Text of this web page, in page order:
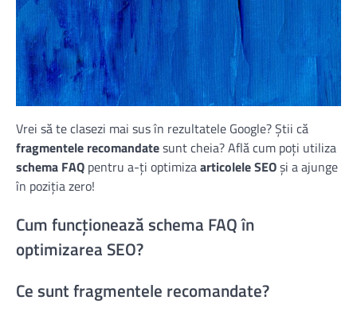
Vrei să te clasezi mai sus în rezultatele Google? Știi că
fragmentele recomandatesunt cheia? Află cum poți utiliza
schema FAQ pentru a-ți optimizaarticolele SEOși a ajunge
în poziția zero!
Cum funcționează schema FAQ în
optimizarea SEO?
Ce sunt fragmentele recomandate?